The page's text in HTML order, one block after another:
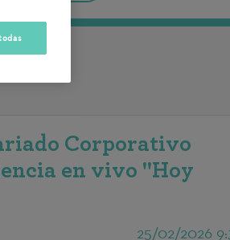
Corporativo
en vivo "Hoy
25/02/2026